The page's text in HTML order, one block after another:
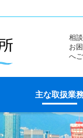
相
お
へ
主な取扱業